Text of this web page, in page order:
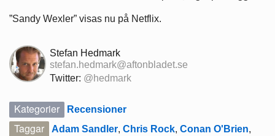
”Sandy Wexler” visas nu på Netflix.
Stefan Hedmark
stefan.hedmark@aftonbladet.se
Twitter: @hedmark
Kategorier Recensioner
Taggar Adam Sandler, Chris Rock, Conan O'Brien,